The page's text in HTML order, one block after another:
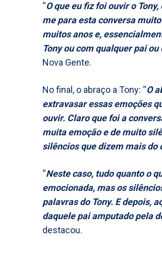
“O que eu fiz foi ouvir o
me para esta conversa
muitos anos e,
Tony ou com qualquer pai
Nova Gente.
No final, o abraço a Tony: “O
extravasar essas emoções
ouvir. Claro que foi a
muita emoção e de muito
silêncios que dizem mais do
“Neste caso, tudo quanto o
emocionada, mas os
palavras do Tony. E depois,
daquele pai amputado pela
destacou.